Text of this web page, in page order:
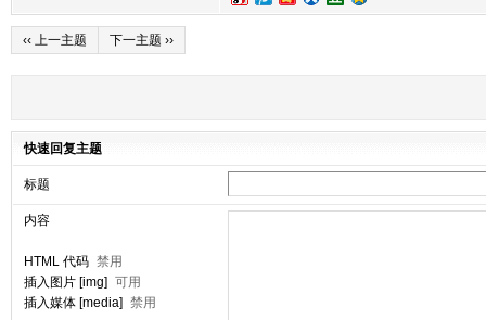
‹‹ 上一主题 下一主题 ››
快速回复主题
标题
内容
HTML 代码 禁用
插入图片 [img] 可用
插入媒体 [media] 禁用